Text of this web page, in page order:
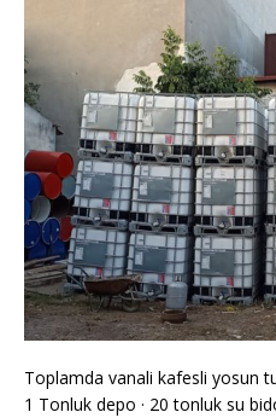
Toplamda vanali kafesli yosun
1 Tonluk depo · 20 tonluk su